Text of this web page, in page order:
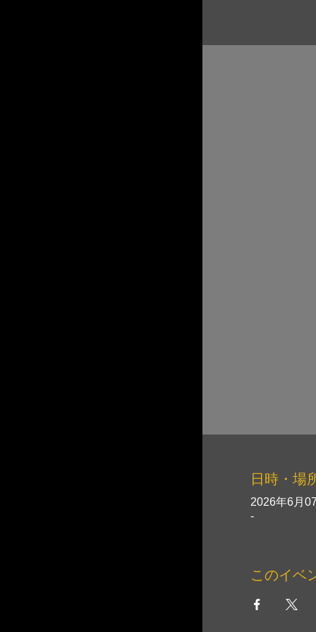
日時・場
2026年6月
-
このイベ